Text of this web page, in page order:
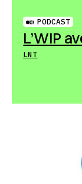
PODCAST
L’WIP
LNT